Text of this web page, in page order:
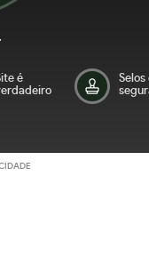
é
Selos